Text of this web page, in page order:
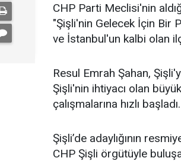
CHP Parti Meclisi'nin
"Şişli'nin Gelecek İçin Bir
ve İstanbul'un kalbi olan
Resul Emrah Şahan,
Şişli'nin ihtiyacı olan
çalışmalarına hızlı başladı.
Şişli’de adaylığının
CHP Şişli örgütüyle